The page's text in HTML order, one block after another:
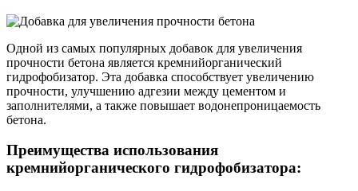
Одной из самых популярных добавок для увеличения
прочности бетона является кремнийорганический
гидрофобизатор. Эта добавка способствует увеличению
прочности, улучшению адгезии между цементом и
заполнителями, а также повышает водонепроницаемость
бетона.
Преимущества использования
кремнийорганического гидрофобизатора: